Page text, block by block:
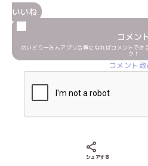
いいね
コメン
めいどりーみんアプリ会員になればコメントで
ク！
コメント
シェアする